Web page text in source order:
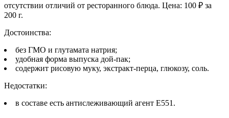
отсутствии отличий от ресторанного блюда. Цена: 100 ₽ за
200 г.
Достоинства:
без ГМО и глутамата натрия;
удобная форма выпуска дой-пак;
содержит рисовую муку, экстракт-перца, глюкозу, соль.
Недостатки:
в составе есть антислеживающий агент Е551.